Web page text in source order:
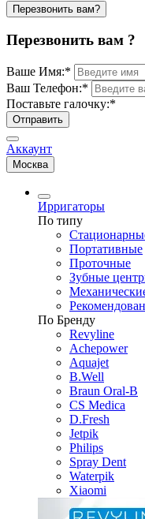
Перезвонить вам?
Перезвонить вам ?
Ваше Имя:*
Ваш Телефон:*
Поставьте галочку:*
Отправить
Аккаунт
Москва
Ирригаторы
По типу
Портативные
Проточные
Зубные
По Бренду
Revyline
Achepower
Aquajet
B.Well
Braun Oral-B
CS Medica
D.Fresh
Jetpik
Philips
Spray Dent
Waterpik
Xiaomi